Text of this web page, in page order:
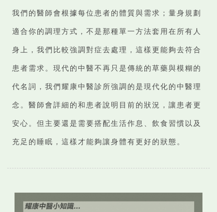
我們的醫師會根據每位患者的體質與需求；量身規劃
適合你的調理方式，不是那種單一方法套用在所有人
身上，我們比較強調對症去處理，這樣更能夠去符合
患者需求。現代的中醫不再只是傳統的草藥與模糊的
代名詞，我們耀康中醫診所強調的是現代化的中醫理
念。醫師會詳細的和患者說明目前的狀況，讓患者更
安心。但主要還是需要搭配生活作息、飲食習慣以及
充足的睡眠，這樣才能夠讓身體有更好的狀態。